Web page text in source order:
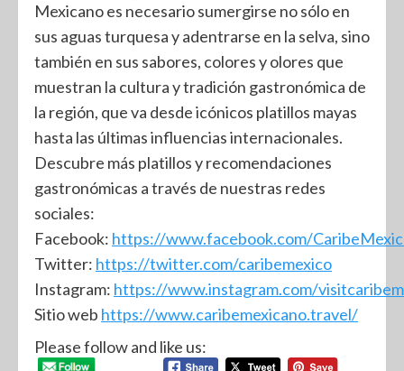
Mexicano es necesario sumergirse no sólo en
sus aguas turquesa y adentrarse en la selva, sino
también en sus sabores, colores y olores que
muestran la cultura y tradición gastronómica de
la región, que va desde icónicos platillos mayas
hasta las últimas influencias internacionales.
Descubre más platillos y recomendaciones
gastronómicas a través de nuestras redes
sociales:
Facebook: https://www.facebook.com/
Twitter: https://twitter.com/caribemexico
Instagram: https://www.instagram.com/
Sitio web https://www.caribemexicano.travel/
Please follow and like us: